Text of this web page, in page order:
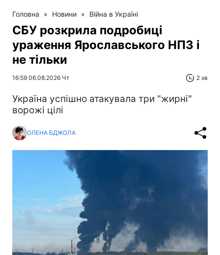
Головна » Новини » Війна в Україні
СБУ розкрила подробиці
ураження Ярославського НПЗ і
не тільки
16:59 06.08.2026 Чт 2 хв
Україна успішно атакувала три "жирні"
ворожі цілі
ОЛЕНА БДЖОЛА